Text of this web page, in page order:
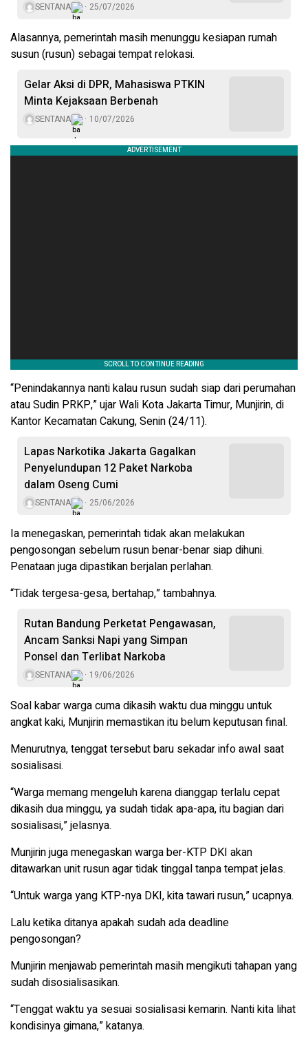
SENTANA 25/07/2026
Alasannya, pemerintah masih menunggu kesiapan rumah
susun (rusun) sebagai tempat relokasi.
Gelar Aksi di DPR, Mahasiswa PTKIN
Minta Kejaksaan Berbenah
SENTANA 10/07/2026
“Penindakannya nanti kalau rusun sudah siap dari perumahan
atau Sudin PRKP,” ujar Wali Kota Jakarta Timur, Munjirin, di
Kantor Kecamatan Cakung, Senin (24/11).
Lapas Narkotika Jakarta Gagalkan
Penyelundupan 12 Paket Narkoba
dalam Oseng Cumi
SENTANA 25/06/2026
Ia menegaskan, pemerintah tidak akan melakukan
pengosongan sebelum rusun benar-benar siap dihuni.
Penataan juga dipastikan berjalan perlahan.
“Tidak tergesa-gesa, bertahap,” tambahnya.
Rutan Bandung Perketat Pengawasan,
Ancam Sanksi Napi yang Simpan
Ponsel dan Terlibat Narkoba
SENTANA 19/06/2026
Soal kabar warga cuma dikasih waktu dua minggu untuk
angkat kaki, Munjirin memastikan itu belum keputusan final.
Menurutnya, tenggat tersebut baru sekadar info awal saat
sosialisasi.
“Warga memang mengeluh karena dianggap terlalu cepat
dikasih dua minggu, ya sudah tidak apa-apa, itu bagian dari
sosialisasi,” jelasnya.
Munjirin juga menegaskan warga ber-KTP DKI akan
ditawarkan unit rusun agar tidak tinggal tanpa tempat jelas.
“Untuk warga yang KTP-nya DKI, kita tawari rusun,” ucapnya.
Lalu ketika ditanya apakah sudah ada deadline
pengosongan?
Munjirin menjawab pemerintah masih mengikuti tahapan yang
sudah disosialisasikan.
“Tenggat waktu ya sesuai sosialisasi kemarin. Nanti kita lihat
kondisinya gimana,” katanya.